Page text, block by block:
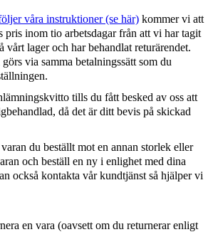
våra instruktioner (se här) kommer vi att
pris inom tio arbetsdagar från att vi har tagit
vårt lager och har behandlat returärendet.
via samma betalningssätt som du
tills du fått besked av oss att
då det är ditt bevis på skickad
du beställt mot en annan storlek eller
och beställ en ny i enlighet med dina
också kontakta vår kundtjänst så hjälper vi
en vara (oavsett om du returnerar enligt